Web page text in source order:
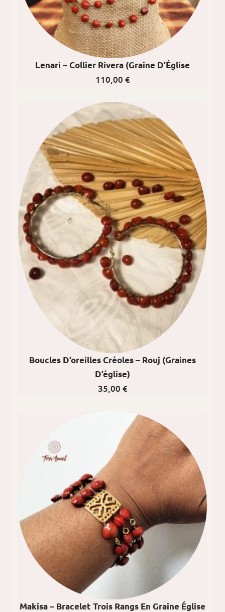
Lenari – Collier Rivera (graine D’Église
110,00 €
Boucles D’oreilles Créoles – Rouj (graines
D’église)
35,00 €
Makisa – Bracelet Trois Rangs En Graine Église